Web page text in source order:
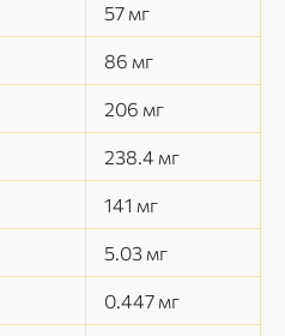
57 мг
86 мг
206 мг
238.4 мг
141 мг
5.03 мг
0.447 мг